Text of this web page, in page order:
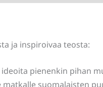
ja inspiroivaa teosta:
pienenkin pihan
suomalaisten